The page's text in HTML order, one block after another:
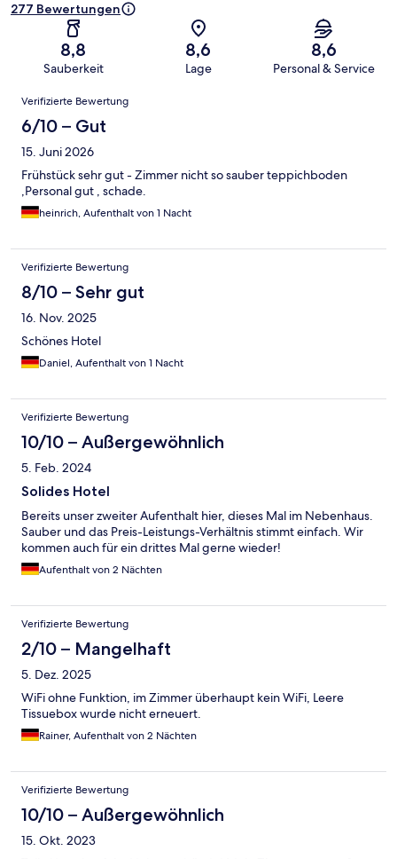
277 Bewertungen
8,8
Sauberkeit
8,6
Lage
8,6
Personal & Service
Bewertungen
Verifizierte Bewertung
6/10 – Gut
15. Juni 2026
Frühstück sehr gut - Zimmer nicht so sauber teppichboden
,Personal gut , schade.
heinrich, Aufenthalt von 1 Nacht
Verifizierte Bewertung
8/10 – Sehr gut
16. Nov. 2025
Schönes Hotel
Daniel, Aufenthalt von 1 Nacht
Verifizierte Bewertung
10/10 – Außergewöhnlich
5. Feb. 2024
Solides Hotel
Bereits unser zweiter Aufenthalt hier, dieses Mal im Nebenhaus.
Sauber und das Preis-Leistungs-Verhältnis stimmt einfach. Wir
kommen auch für ein drittes Mal gerne wieder!
Aufenthalt von 2 Nächten
Verifizierte Bewertung
2/10 – Mangelhaft
5. Dez. 2025
WiFi ohne Funktion, im Zimmer überhaupt kein WiFi, Leere
Tissuebox wurde nicht erneuert.
Rainer, Aufenthalt von 2 Nächten
Verifizierte Bewertung
10/10 – Außergewöhnlich
15. Okt. 2023